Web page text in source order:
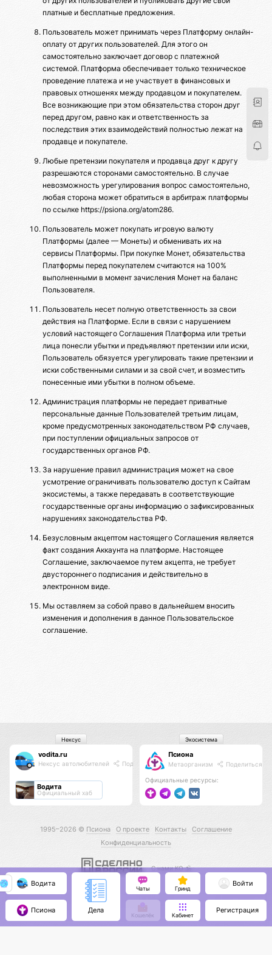
платные и бесплатные предложения.
Пользователь может принимать через Платформу онлайн-
оплату от других пользователей. Для этого он
самостоятельно заключает договор с платежной
системой. Платформа обеспечивает только техническое
проведение платежа и не участвует в финансовых и
правовых отношенях между продавцом и покупателем.
Все возникающие при этом обязательства сторон друг
перед другом, равно как и ответственность за
последствия этих взаимодействий полностью лежат на
продавце и покупателе.
Любые претензии покупателя и продавца друг к другу
разрешаются сторонами самостоятельно. В случае
невозможность урегулирования вопрос самостоятельно,
любая сторона может обратиться в арбитраж платформы
по ссылке https://psiona.org/atom286.
Пользователь может покупать игровую валюту
Платформы (далее — Монеты) и обменивать их на
сервисы Платформы. При покупке Монет, обязательства
Платформы перед покупателем считаются на 100%
выполненными в момент зачисления Монет на баланс
Пользователя.
Пользователь несет полную ответственность за свои
действия на Платформе. Если в связи с нарушением
условий настоящего Соглашения Платформа или третьи
лица понесли убытки и предъявляют претензии или иски,
Пользователь обязуется урегулировать такие претензии и
иски собственными силами и за свой счет, и возместить
понесенные ими убытки в полном объеме.
Администрация платформы не передает приватные
персональные данные Пользователей третьим лицам,
кроме предусмотренных законодательством РФ случаев,
при поступлении официальных запросов от
государственных органов РФ.
За нарушение правил администрация может на свое
усмотрение ограничивать пользователю доступ к Сайтам
экосистемы, а также передавать в соответствующие
государственные органы информацию о зафиксированных
нарушениях законодательства РФ.
Безусловным акцептом настоящего Соглашения является
факт создания Аккаунта на платформе. Настоящее
Соглашение, заключаемое путем акцепта, не требует
двустороннего подписания и действительно в
электронном виде.
Мы оставляем за собой право в дальнейшем вносить
изменения и дополнения в данное Пользовательское
соглашение.
vodita.ru
Нексус автолюбителей Поделиться
Водита
Официальный хаб
Нексус
Псиона
Метаорганизм Поделиться
Официальные ресурсы:
Экосистема
1995–2026 © Псиона О проекте Контакты
Соглашение
Конфиденциальность
С нами КО 🕉️
Водита
Псиона Дела
Чаты Гринд
Кошелёк Кабинет
Войти
Регистрация